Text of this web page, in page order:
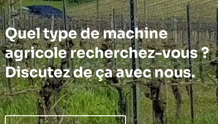
Quel type de machine
agricole recherchez-vous ?
Discutez de ça avec nous.